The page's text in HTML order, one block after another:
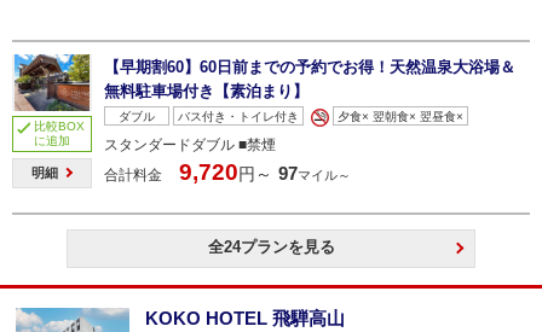
比較BOX
に追加
明細
【早期割60】60日前までの予約でお得！天然温泉大浴場＆
無料駐車場付き【素泊まり】
ダブル バス付き・トイレ付き 夕食× 翌朝食× 翌昼食×
スタンダードダブル ■禁煙
合計料金
9,720円～ 97マイル～
全24プランを見る
KOKO HOTEL 飛騨高山